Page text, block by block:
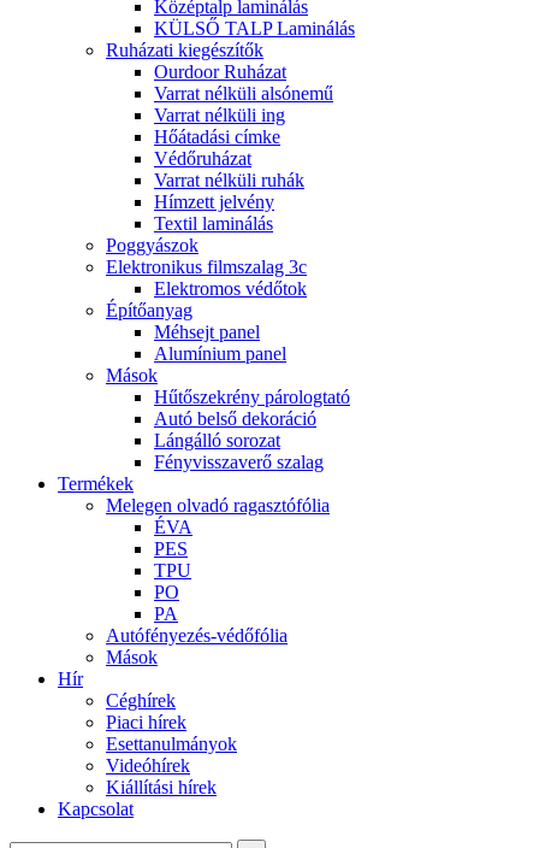
Középtalp laminálás
KÜLSŐ TALP Laminálás
Ruházati kiegészítők
Ourdoor Ruházat
Varrat nélküli alsónemű
Varrat nélküli ing
Hőátadási címke
Védőruházat
Varrat nélküli ruhák
Hímzett jelvény
Textil laminálás
Poggyászok
Elektronikus filmszalag 3c
Elektromos védőtok
Építőanyag
Méhsejt panel
Alumínium panel
Mások
Hűtőszekrény párologtató
Autó belső dekoráció
Lángálló sorozat
Fényvisszaverő szalag
Termékek
Melegen olvadó ragasztófólia
ÉVA
PES
TPU
PO
PA
Autófényezés-védőfólia
Mások
Hír
Céghírek
Piaci hírek
Esettanulmányok
Videóhírek
Kiállítási hírek
Kapcsolat